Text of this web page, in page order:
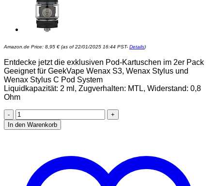
Amazon.de Price: 8,95 € (as of 22/01/2025 16:44 PST- Details)
Entdecke jetzt die exklusiven Pod-Kartuschen im 2er Pack
Geeignet für GeekVape Wenax S3, Wenax Stylus und
Wenax Stylus C Pod System
Liquidkapazität: 2 ml, Zugverhalten: MTL, Widerstand: 0,8
Ohm
GeekVape
Wenax
S
Ohm,
In den Warenkorb